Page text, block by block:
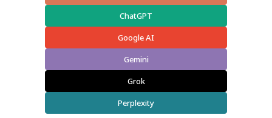
ChatGPT
Google AI
Gemini
Grok
Perplexity